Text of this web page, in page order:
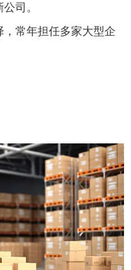
司。
常年担任多家大型企